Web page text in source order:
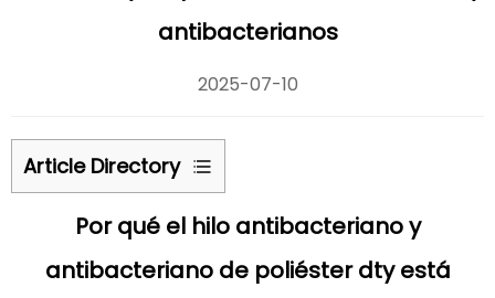
antibacterianos
2025-07-10
Article Directory
1
Por qué el hilo antibacteriano y
antibacteriano de poliéster dty está